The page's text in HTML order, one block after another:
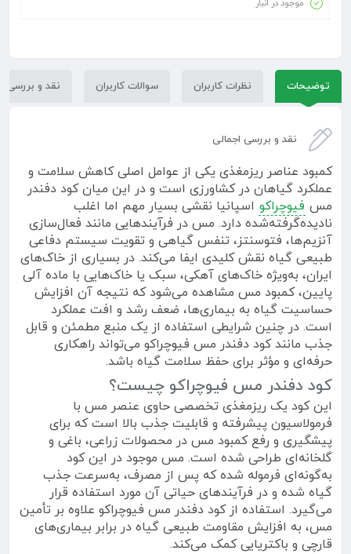
موجود در انبار
توضیحات نظرات کاربران سوالات کاربران نقد و بررسی
نقد و بررسی اجمالی
کمبود عناصر ریزمغذی یکی از عوامل اصلی کاهش سلامت و
عملکرد گیاهان در کشاورزی است و در این میان کود دفندر
مس فیوچراکو اسپانیا نقشی بسیار مهم اما اغلب
نادیده‌گرفته‌شده دارد. مس در فرآیندهایی مانند فعال‌سازی
آنزیم‌ها، فتوسنتز، تنفس گیاهی و تقویت سیستم دفاعی
طبیعی گیاه نقش کلیدی ایفا می‌کند. در بسیاری از خاک‌های
ایران، به‌ویژه خاک‌های آهکی، سبک یا خاک‌هایی با ماده آلی
پایین، کمبود مس مشاهده می‌شود که نتیجه آن افزایش
حساسیت گیاه به بیماری‌ها، ضعف رشد و افت عملکرد
است. در چنین شرایطی استفاده از یک منبع مطمئن و قابل
جذب مانند کود دفندر مس فیوچراکو می‌تواند راهکاری
حرفه‌ای و مؤثر برای حفظ سلامت گیاه باشد.
کود دفندر مس فیوچراکو چیست؟
این کود یک ریزمغذی تخصصی حاوی عنصر مس با
فرمولاسیون پیشرفته و قابلیت جذب بالا است که برای
پیشگیری و رفع کمبود مس در محصولات زراعی، باغی و
گلخانه‌ای طراحی شده است. مس موجود در این کود
به‌گونه‌ای فرموله شده که پس از مصرف، به‌سرعت جذب
گیاه شده و در فرآیندهای حیاتی آن مورد استفاده قرار
می‌گیرد. استفاده از کود دفندر مس فیوچراکو علاوه بر تأمین
مس، به افزایش مقاومت طبیعی گیاه در برابر بیماری‌های
قارچی و باکتریایی کمک می‌کند.